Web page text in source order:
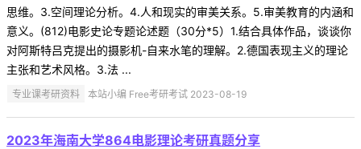
思维。3.空间理论分析。4.人和现实的审美关系。5.审美教育的内涵和
意义。(812)电影史论专题论述题（30分*5）1.结合具体作品，谈谈你
对阿斯特吕克提出的摄影机-自来水笔的理解。2.德国表现主义的理论
主张和艺术风格。3.法 ...
专业课考研资料 本站小编 Free考研考试 2023-08-19
2023年海南大学864电影理论考研真题分享